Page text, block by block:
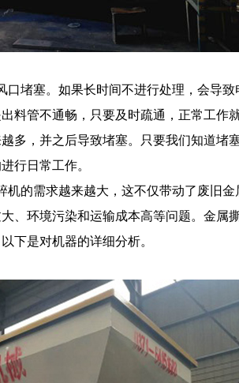
堵塞。如果长时间不进行处理，会导致
料管不通畅，只要及时疏通，正常工作
多，并之后导致堵塞。只要我们知道堵
行日常工作。
的需求越来越大，这不仅带动了废旧金
、环境污染和运输成本高等问题。金属
下是对机器的详细分析。